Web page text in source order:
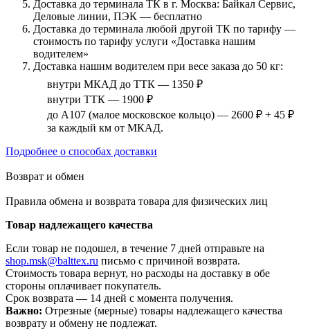
Доставка до терминала ТК в г. Москва: Байкал Сервис,
Деловые линии, ПЭК — бесплатно
Доставка до терминала любой другой ТК по тарифу —
стоимость по тарифу услуги «Доставка нашим
водителем»
Доставка нашим водителем при весе заказа до 50 кг:
внутри МКАД до ТТК — 1350 ₽
внутри ТТК — 1900 ₽
до А107 (малое московское кольцо) — 2600 ₽ + 45 ₽
за каждый км от МКАД.
Подробнее о способах доставки
Возврат и обмен
Правила обмена и возврата товара для физических лиц
Товар надлежащего качества
Если товар не подошел, в течение 7 дней отправьте на
shop.msk@balttex.ru письмо с причиной возврата.
Стоимость товара вернут, но расходы на доставку в обе
стороны оплачивает покупатель.
Срок возврата — 14 дней с момента получения.
Важно: Отрезные (мерные) товары надлежащего качества
возврату и обмену не подлежат.